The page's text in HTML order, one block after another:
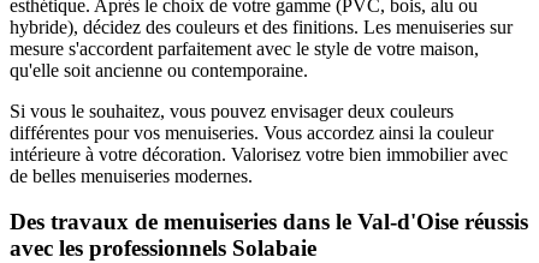
esthétique. Après le choix de votre gamme (PVC, bois, alu ou
hybride), décidez des couleurs et des finitions. Les menuiseries sur
mesure s'accordent parfaitement avec le style de votre maison,
qu'elle soit ancienne ou contemporaine.
Si vous le souhaitez, vous pouvez envisager deux couleurs
différentes pour vos menuiseries. Vous accordez ainsi la couleur
intérieure à votre décoration. Valorisez votre bien immobilier avec
de belles menuiseries modernes.
Des travaux de menuiseries dans le Val-d'Oise réussis
avec les professionnels Solabaie